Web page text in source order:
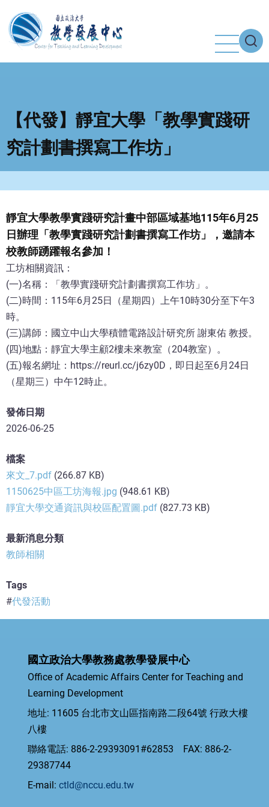
至
主
【代發】靜宜大學「教學實踐研
究計劃書撰寫工作坊」
靜宜大學教學實踐研究計畫中部區域基地115年6月25
日辦理「教學實踐研究計劃書撰寫工作坊」，邀請本
校教師踴躍報名參加！
工坊相關資訊：
(一)名稱：「教學實踐研究計劃書撰寫工作坊」。
(二)時間：115年6月25日（星期四）上午10時30分至下午3
時。
(三)講師：國立中山大學積體電路設計研究所 謝東佑 教授。
(四)地點：靜宜大學主顧2樓未來教室（204教室）。
(五)報名網址：https://reurl.cc/j6zy0D，即日起至6月24日
（星期三）中午12時止。
發佈日期
2026-06-25
檔案
來文_7.pdf (266.87 KB)
1150625中區工坊海報.jpg (948.61 KB)
靜宜大學交通資訊與校區配置圖.pdf (827.73 KB)
最新消息分類
教師相關
Tags
代發活動
國立政治大學教務處教學發展中心
Office of Academic Affairs Center for Teaching and
Learning Development
地址: 11605 台北市文山區指南路二段64號 行政大樓
八樓
聯絡電話: 886-2-29393091#62853 FAX: 886-2-
29387744
E-mail: ctld@nccu.edu.tw